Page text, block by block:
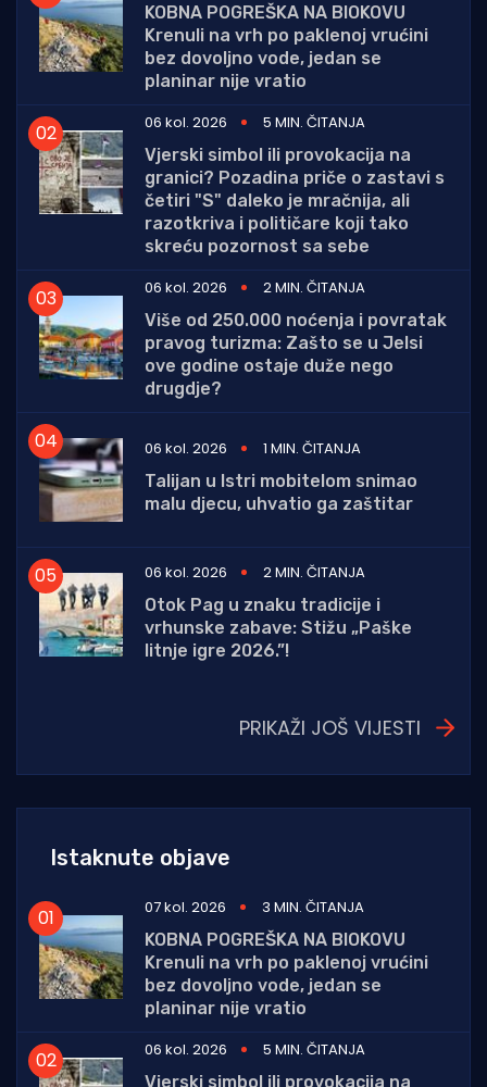
KOBNA POGREŠKA NA BIOKOVU
Krenuli na vrh po paklenoj vrućini
bez dovoljno vode, jedan se
planinar nije vratio
06 kol. 2026
5 MIN. ČITANJA
Vjerski simbol ili provokacija na
granici? Pozadina priče o zastavi s
četiri "S" daleko je mračnija, ali
razotkriva i političare koji tako
skreću pozornost sa sebe
06 kol. 2026
2 MIN. ČITANJA
Više od 250.000 noćenja i povratak
pravog turizma: Zašto se u Jelsi
ove godine ostaje duže nego
drugdje?
06 kol. 2026
1 MIN. ČITANJA
Talijan u Istri mobitelom snimao
malu djecu, uhvatio ga zaštitar
06 kol. 2026
2 MIN. ČITANJA
Otok Pag u znaku tradicije i
vrhunske zabave: Stižu „Paške
litnje igre 2026.”!
PRIKAŽI JOŠ VIJESTI
Istaknute objave
07 kol. 2026
3 MIN. ČITANJA
KOBNA POGREŠKA NA BIOKOVU
Krenuli na vrh po paklenoj vrućini
bez dovoljno vode, jedan se
planinar nije vratio
06 kol. 2026
5 MIN. ČITANJA
Vjerski simbol ili provokacija na